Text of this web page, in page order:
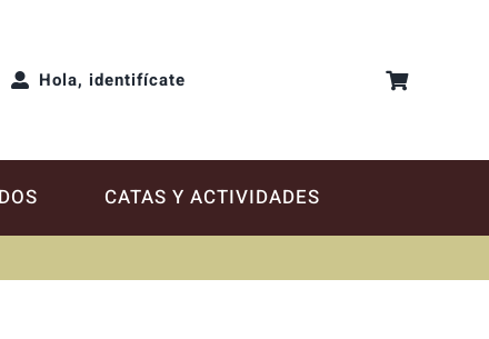
Hola, identifícate
CATAS Y ACTIVIDADES